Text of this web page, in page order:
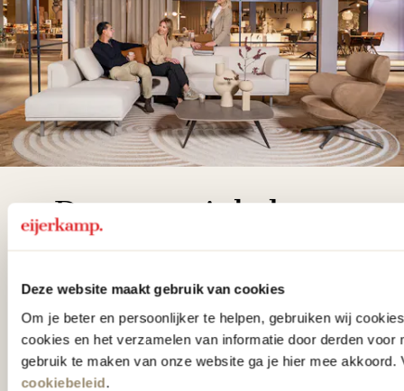
Deze website maakt gebruik van cookies
Om je beter en persoonlijker te helpen, gebruiken wij
cookies en het verzamelen van informatie door derden voor
gebruik te maken van onze website ga je hier mee akkoord.
cookiebeleid.
De woonwinkel
gezien op tv!
Wie kent het programma vtwonen
'Weer verliefd op je huis' niet? We
slaap- en designcollecties